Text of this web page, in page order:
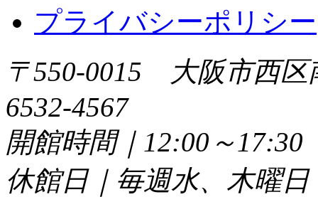
プライバシーポリシー
〒550-0015 大阪市西
6532-4567
開館時間｜12:00～
休館日｜毎週水、木曜